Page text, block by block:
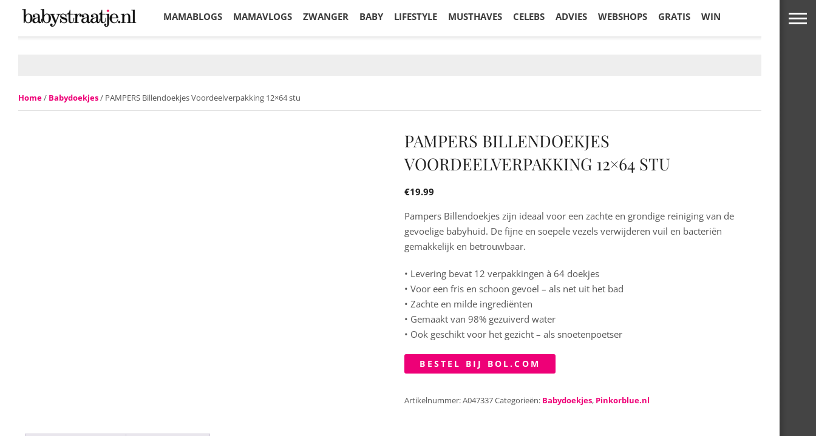
MAMABLOGS MAMAVLOGS ZWANGER BABY LIFESTYLE MUSTHAVES CELEBS ADVIES WEBSHOPS GRATIS WIN
Home/ Babydoekjes/ PAMPERS Billendoekjes Voordeelverpakking 12×64 stu
PAMPERS BILLENDOEKJES
VOORDEELVERPAKKING 12×64 STU
€19.99
Pampers Billendoekjes zijn ideaal voor een zachte en grondige reiniging van de
gevoelige babyhuid. De fijne en soepele vezels verwijderen vuil en bacteriën
gemakkelijk en betrouwbaar.
• Levering bevat 12 verpakkingen à 64 doekjes
• Voor een fris en schoon gevoel – als net uit het bad
• Zachte en milde ingrediënten
• Gemaakt van 98% gezuiverd water
• Ook geschikt voor het gezicht – als snoetenpoetser
BESTEL BIJ BOL.COM
Artikelnummer:A047337Categorieën: Babydoekjes, Pinkorblue.nl